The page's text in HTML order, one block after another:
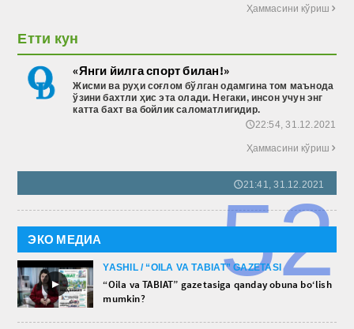
Ҳаммасини кўриш
Етти кун
«Янги йилга спорт билан!»
Жисми ва руҳи соғлом бўлган одамгина том маънода
ўзини бахтли ҳис эта олади. Негаки, инсон учун энг
катта бахт ва бойлик саломатлигидир.
🕔22:54, 31.12.2021
Ҳаммасини кўриш
🕔21:41, 31.12.2021
52
ЭКО МЕДИА
►
YASHIL / “OILA VA TABIAT” GAZETASI
“Oila va TABIAT” gazetasiga qanday obuna bo‘lish
mumkin?